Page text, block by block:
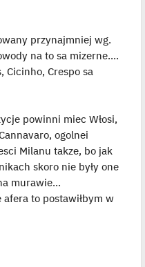
przynajmniej wg.
na to sa mizerne....
Cicinho, Crespo sa
powinni miec Włosi,
ogolnei
Milanu takze, bo jak
skoro nie były one
murawie...
to postawiłbym w